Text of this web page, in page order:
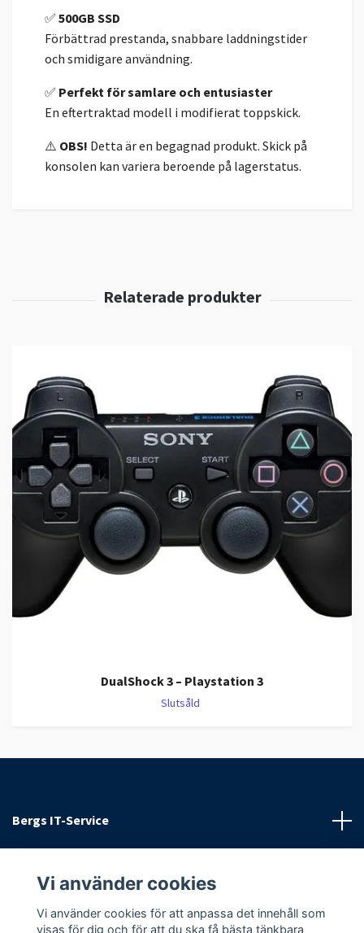
✅ 500GB SSD
Förbättrad prestanda, snabbare laddningstider
och smidigare användning.
✅ Perfekt för samlare och entusiaster
En eftertraktad modell i modifierat toppskick.
⚠️ OBS! Detta är en begagnad produkt. Skick på
konsolen kan variera beroende på lagerstatus.
DualShock 3 – Playstation 3
Slutsåld
Bergs IT-Service
Sociala medier
Vi använder cookies
Vi använder cookies för att anpassa det innehåll som
visas för dig och för att du ska få bästa tänkbara